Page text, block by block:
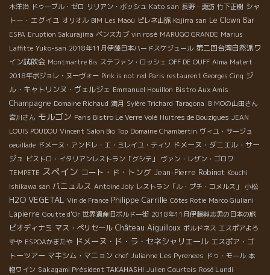
木洋治 ドゥーブル・ゼロ リリアン・ボッシュ Kato san 長野・諏訪 竹下正樹 シャ
トー・エグイユ オリオル BIM Les Maoù ピレネ山脈 Kojima san Le Clown Bar
ESPA Eruption Sakurajima ベンスカブ vin rosé MARUGO GRANDE Marius
Laffitte Yuko-san 2018年11月伊藤日本ハードスケジュール 第二回台湾自然派ワ
イン試飲会 Montmartre Bis ステファン・ロッシェ OFF DE OUFF Alma Matert
2018年ボジョレ・ヌーヴォー Pink is not red Paris restaurent Georges Cinq ジ
ル・キャトリンヌ・ヴェルジェ Emmanuel Houillon Bistro Aux Amis
Champagne Domaine Richaud 満月 Sylère Trichard Taragona ＢＭОの山田さん
宮川さん モルゴン Paris Bistro Le Verre Volé Huitres de Bouzigues JEAN
LOUIS POUDOU Vincent Salon Bio Top Domaine Chambertin ヴィユ・サージュ
oeuillade ドメーヌ・アンドレ・エ・ミレイユ・ティソ ドメーヌ・ダニエル・サー
ジュ ビストロ・イタリアンレストラン「グシテ」
ヴァン・レザン・ゴロワ
TEMPETE スペイン コート・ド・トング Jean-Pierre Robinot Kouchi
Ishikawa san バニュルス Antoine Joly レストラン「ル・プチ・コメルス」 小松
H2O VEGETAL Vin de France Philippe Carrille Côtes Rotie Marco Giuliani
Lapierre Goutte d’Or 世界遺産旧ボルドー街 2018年11月伊藤與志男の日本の旅
ビオディナミ マス・ぺリセール Château Aiguilloux ボルドネス エスポアよろ
ずや ESPOAかまたや ドメーヌ・ド・ラ・セネシャリエール エスポア・ゴ
トーツアー マキシム・マニョン chef Julianne Les Pyrenees ドゥ・モール 本
物ワイン Sakagami Président TAKAHASHI Julien Courtois Rosé Lundi